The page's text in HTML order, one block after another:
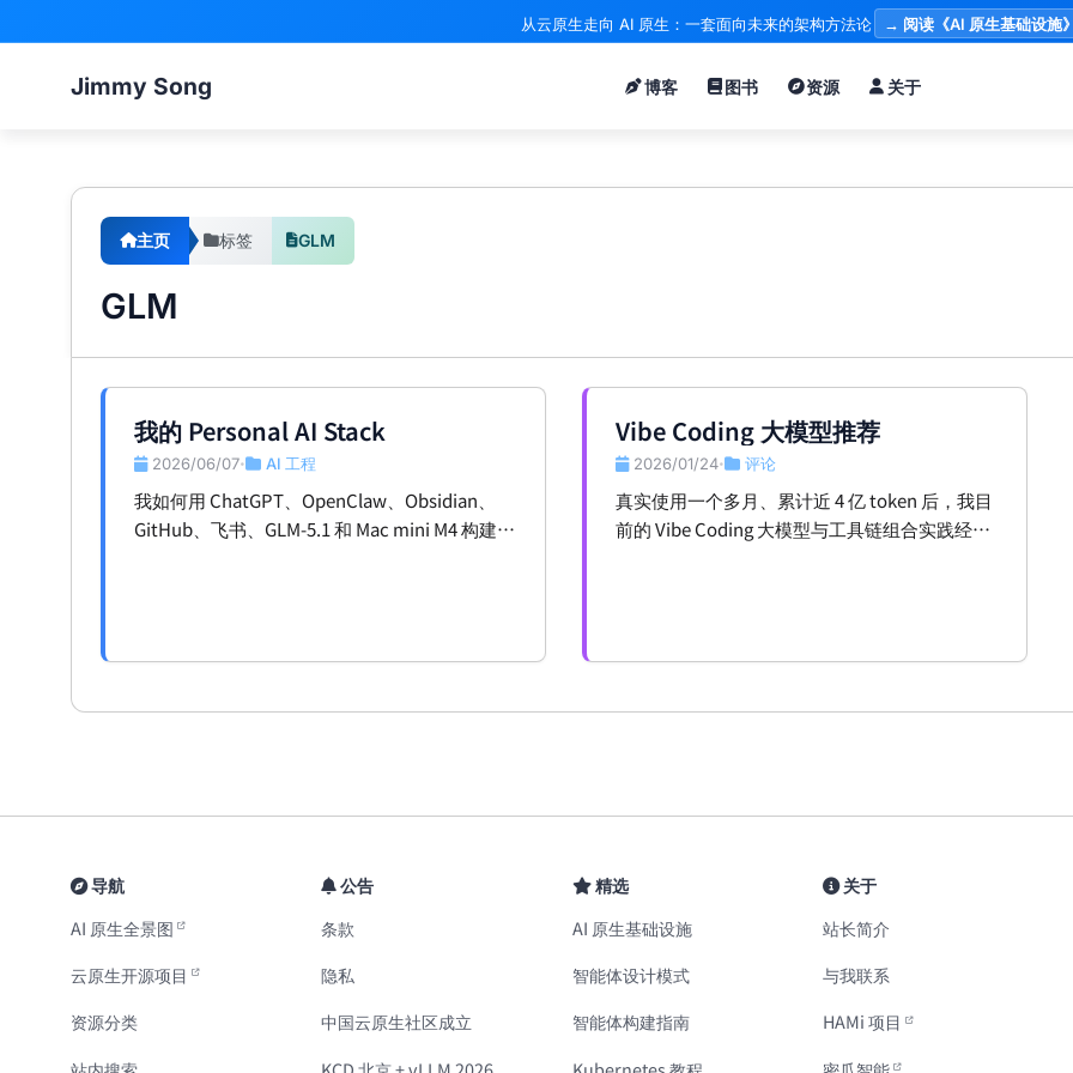
从云原生走向 AI 原生：一套面向未来的架构方法论 → 阅读《AI 原生基础设施
Jimmy Song 博客 图书 资源 关于
主页 标签 GLM
GLM
我的 Personal AI Stack
2026/06/07• AI 工程
我如何用 ChatGPT、OpenClaw、Obsidian、
GitHub、飞书、GLM-5.1 和 Mac mini M4 构建一
Vibe Coding 大模型推荐
2026/01/24• 评论
真实使用一个多月、累计近 4 亿 token 后，我目
前的 Vibe Coding 大模型与工具链组合实践经验
导航
AI 原生全景图
云原生开源项目
资源分类
公告
条款
隐私
中国云原生社区成立
精选
AI 原生基础设施
智能体设计模式
智能体构建指南
关于
站长简介
与我联系
HAMi 项目